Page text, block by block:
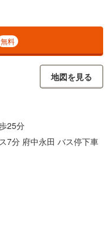
無料
地図を見る
25分
7分 府中永田 バス停下車